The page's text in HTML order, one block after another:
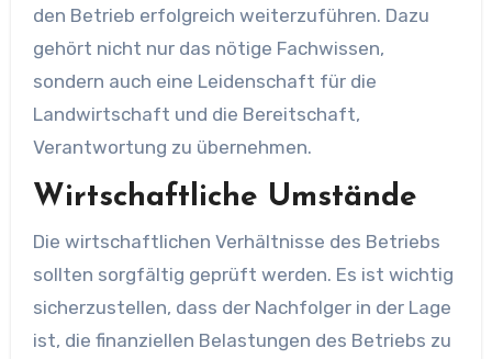
den Betrieb erfolgreich weiterzuführen. Dazu
gehört nicht nur das nötige Fachwissen,
sondern auch eine Leidenschaft für die
Landwirtschaft und die Bereitschaft,
Verantwortung zu übernehmen.
Wirtschaftliche Umstände
Die wirtschaftlichen Verhältnisse des Betriebs
sollten sorgfältig geprüft werden. Es ist wichtig
sicherzustellen, dass der Nachfolger in der Lage
ist, die finanziellen Belastungen des Betriebs zu